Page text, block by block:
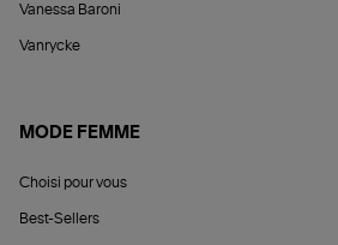
Vanessa Baroni
Vanrycke
MODE FEMME
Choisi pour vous
Best-Sellers